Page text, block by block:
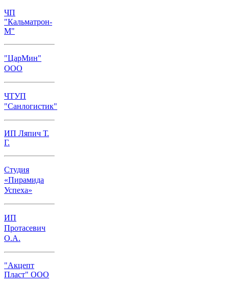
ЧП
"Кальматрон-
М"
"ЦарМин"
ООО
ЧТУП
"Санлогистик"
ИП Ляпич Т.
Г.
Студия
«Пирамида
Успеха»
ИП
Протасевич
О.А.
"Акцепт
Пласт" ООО